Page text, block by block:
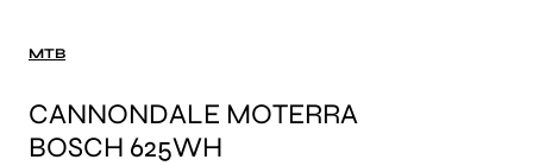
MTB
CANNONDALE MOTERRA
BOSCH 625WH